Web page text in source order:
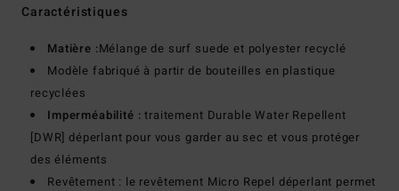
Caractéristiques
Matière :Mélange de surf suede et polyester recyclé
Modèle fabriqué à partir de bouteilles en plastique
recyclées
Imperméabilité : traitement Durable Water Repellent
[DWR] déperlant pour vous garder au sec et vous protéger
des éléments
Revêtement : le revêtement Micro Repel déperlant permet